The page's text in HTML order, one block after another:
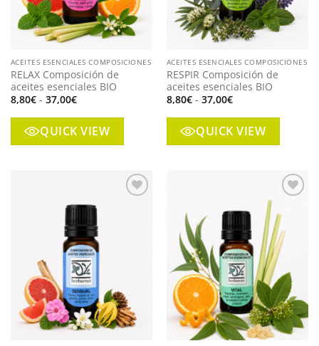
ACEITES ESENCIALES COMPOSICIONES
RELAX Composición de
aceites esenciales BIO
8,80€ - 37,00€Rango
de
precios:
desde
8,80€
hasta
QUICK VIEW
ACEITES ESENCIALES COMPOSICIONES
RESPIR Composición de
aceites esenciales BIO
8,80€ - 37,00€Rango
de
precios:
desde
8,80€
hasta
QUICK VIEW
a mi
lista